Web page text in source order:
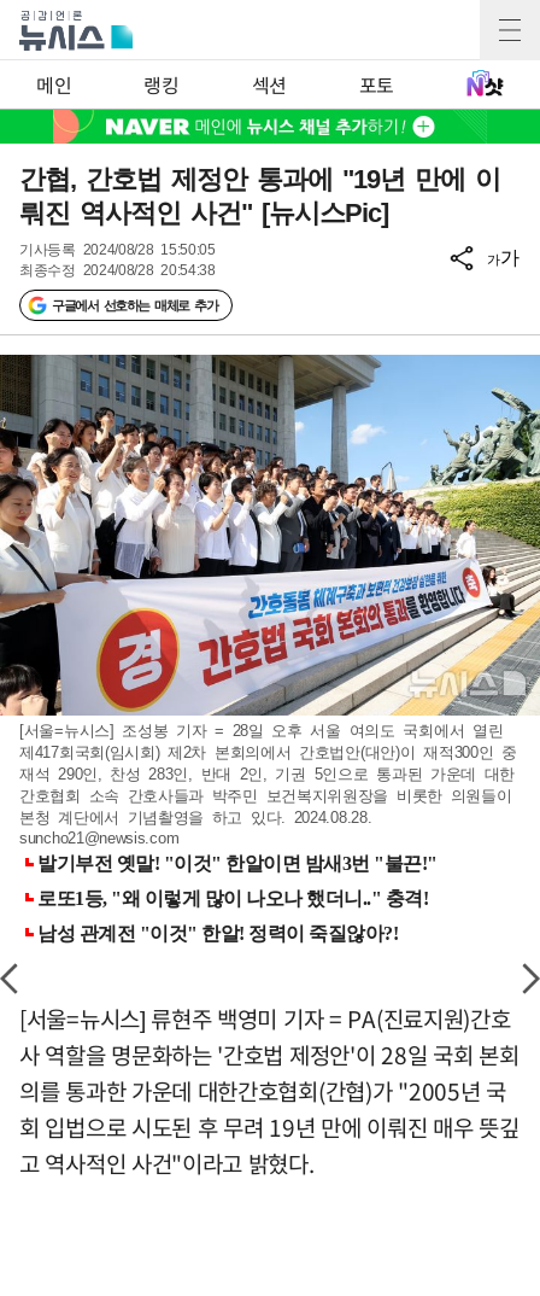
메인 랭킹 섹션 포토
간협, 간호법 제정안 통과에 "19년 만에 이
뤄진 역사적인 사건" [뉴시스Pic]
기사등록 2024/08/28 15:50:05
최종수정 2024/08/28 20:54:38
구글에서 선호하는 매체로 추가
가가
[서울=뉴시스] 조성봉 기자 = 28일 오후 서울 여의도 국회에서 열린
제417회국회(임시회) 제2차 본회의에서 간호법안(대안)이 재적300인 중
재석 290인, 찬성 283인, 반대 2인, 기권 5인으로 통과된 가운데 대한
간호협회 소속 간호사들과 박주민 보건복지위원장을 비롯한 의원들이
본청 계단에서 기념촬영을 하고 있다. 2024.08.28.
suncho21@newsis.com
[서울=뉴시스] 류현주 백영미 기자 = PA(진료지원)간호
사 역할을 명문화하는 '간호법 제정안'이 28일 국회 본회
의를 통과한 가운데 대한간호협회(간협)가 "2005년 국
회 입법으로 시도된 후 무려 19년 만에 이뤄진 매우 뜻깊
고 역사적인 사건"이라고 밝혔다.